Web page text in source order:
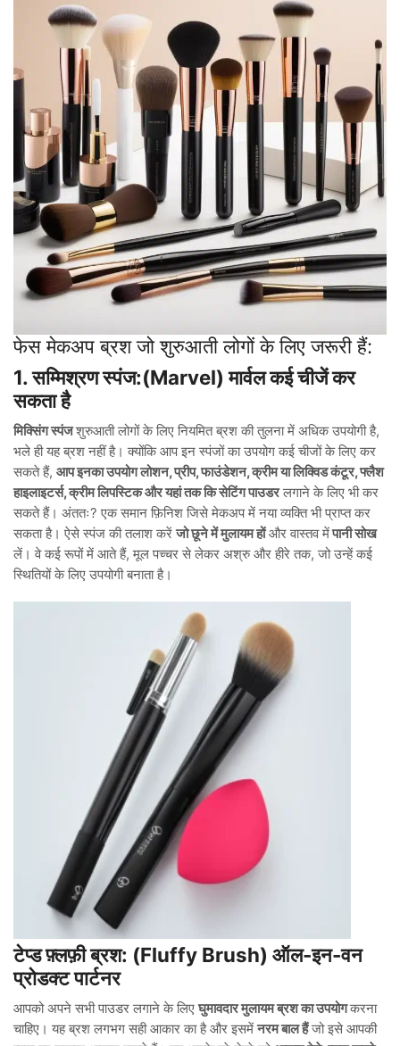
फेस मेकअप ब्रश जो शुरुआती लोगों के लिए जरूरी हैं:
1. सम्मिश्रण स्पंज:(Marvel) मार्वल कई चीजें कर
सकता है
मिक्सिंग स्पंजशुरुआती लोगों के लिए नियमित ब्रश की तुलना में अधिक उपयोगी है,
भले ही यह ब्रश नहीं है। क्योंकि आप इन स्पंजों का उपयोग कई चीजों के लिए कर
सकते हैं, आप इनका उपयोग लोशन, प्रीप, फाउंडेशन, क्रीम या लिक्विड कंटूर, फ्लैश
हाइलाइटर्स, क्रीम लिपस्टिक और यहां तक कि सेटिंग पाउडरलगाने के लिए भी कर
सकते हैं। अंततः? एक समान फ़िनिश जिसे मेकअप में नया व्यक्ति भी प्राप्त कर
सकता है। ऐसे स्पंज की तलाश करेंजो छूने में मुलायम होंऔर वास्तव मेंपानी सोख
लें। वे कई रूपों में आते हैं, मूल पच्चर से लेकर अश्रु और हीरे तक, जो उन्हें कई
स्थितियों के लिए उपयोगी बनाता है।
टेप्ड फ़्लफ़ी ब्रश: (Fluffy Brush) ऑल-इन-वन
प्रोडक्ट पार्टनर
आपको अपने सभी पाउडर लगाने के लिएघुमावदार मुलायम ब्रश का उपयोगकरना
चाहिए। यह ब्रश लगभग सही आकार का है और इसमेंनरम बाल हैंजो इसे आपकी